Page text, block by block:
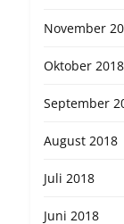
November
Oktober 2018
September
August 2018
Juli 2018
Juni 2018